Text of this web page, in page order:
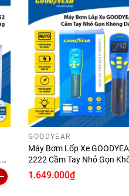
do shop tự chụp và giữ
đóng gói cẩn thận và tư
giao cho Quý Khách.
không giống với mô tả,
nhập khẩu của sản phẩm,
nếu có bất kì khiếu nại
GOODYEAR
Máy Bơm Lốp Xe
2222 Cầm Tay Nhỏ Gọn
Tích Điện
1.649.000₫